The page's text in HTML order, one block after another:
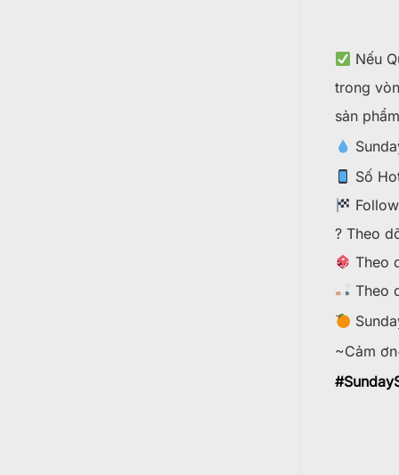
Nếu
trong
sản
Số
? Theo
Theo
Theo
~Cảm
#